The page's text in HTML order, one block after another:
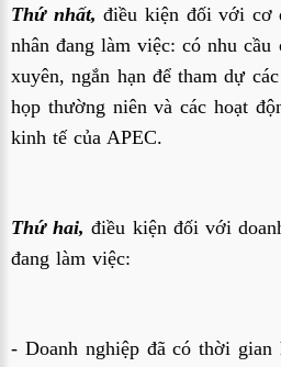
Thứ nhất, điều kiện đối với cơ
nhân đang làm việc: có nhu
xuyên, ngắn hạn để tham dự
họp thường niên và các hoạt
kinh tế của APEC.
Thứ hai, điều kiện đối với
đang làm việc:
- Doanh nghiệp đã có thời